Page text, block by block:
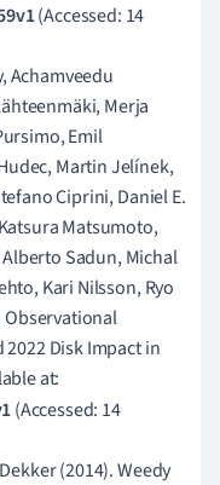
(Accessed: 14
Achamveedu
Merja
Emil
Martin Jelínek,
Ciprini, Daniel E.
Matsumoto,
Sadun, Michal
Kari Nilsson, Ryo
Observational
Disk Impact in
at:
(Accessed: 14
(2014). Weedy